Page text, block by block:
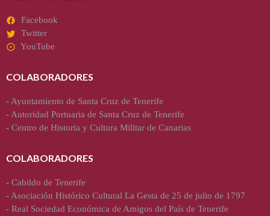
Facebook
Twitter
YouTube
COLABORADORES
- Ayuntamiento de Santa Cruz de Tenerife
- Autoridad Portuaria de Santa Cruz de Tenerife
- Centro de Historia y Cultura Militar de Canarias
COLABORADORES
- Cabildo de Tenerife
- Asociación Histórico Cultural La Gesta de 25 de julio de 1797
- Real Sociedad Económica de Amigos del País de Tenerife